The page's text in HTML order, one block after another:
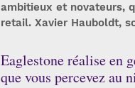
ambitieux et novateurs,
retail. Xavier Hauboldt,
Eaglestone réalise en
que vous percevez au